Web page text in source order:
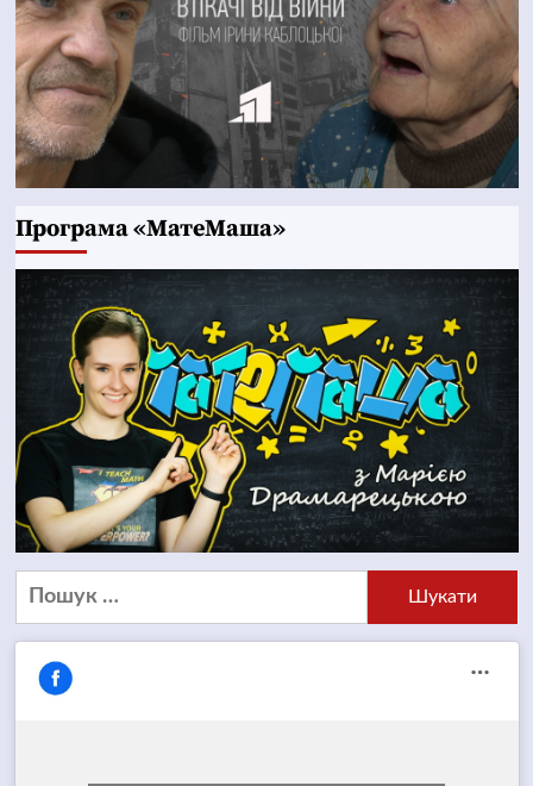
Програма «МатеМаша»
Пошук: